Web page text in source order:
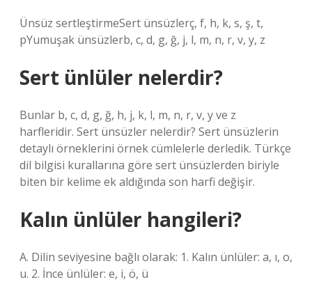
Ünsüz sertleştirmeSert ünsüzlerç, f, h, k, s, ş, t,
pYumuşak ünsüzlerb, c, d, g, ğ, j, l, m, n, r, v, y, z
Sert ünlüler nelerdir?
Bunlar b, c, d, g, ğ, h, j, k, l, m, n, r, v, y ve z
harfleridir. Sert ünsüzler nelerdir? Sert ünsüzlerin
detaylı örneklerini örnek cümlelerle derledik. Türkçe
dil bilgisi kurallarına göre sert ünsüzlerden biriyle
biten bir kelime ek aldığında son harfi değişir.
Kalın ünlüler hangileri?
A. Dilin seviyesine bağlı olarak: 1. Kalın ünlüler: a, ı, o,
u. 2. İnce ünlüler: e, i, ö, ü